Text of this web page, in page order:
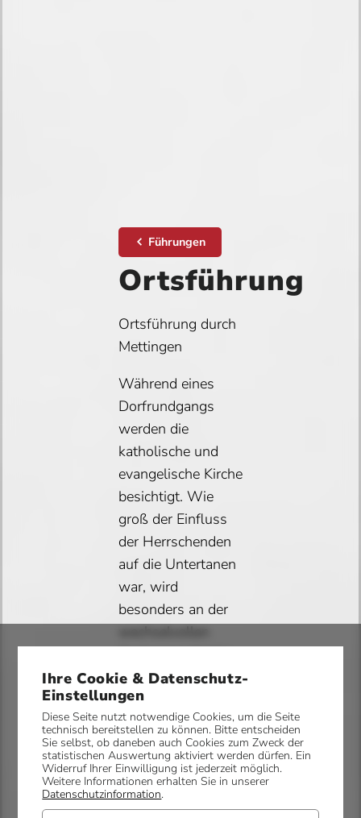
Führungen
Ortsführung
Ortsführung durch
Mettingen
Während eines
Dorfrundgangs
werden die
katholische und
evangelische Kirche
besichtigt. Wie
groß der Einfluss
der Herrschenden
auf die Untertanen
war, wird
besonders an der
Mettingens
deutlich. Gezeigt
wird auch, wie sich
der Ortskern
verändert hat,
welche Bedeutung
die historischen
Ihre Cookie & Datenschutz-
Einstellungen
Diese Seite nutzt notwendige Cookies, um die Seite
technisch bereitstellen zu können. Bitte entscheiden
Sie selbst, ob daneben auch Cookies zum Zweck der
statistischen Auswertung aktiviert werden dürfen. Ein
Widerruf Ihrer Einwilligung ist jederzeit möglich.
Weitere Informationen erhalten Sie in unserer
Datenschutzinformation.